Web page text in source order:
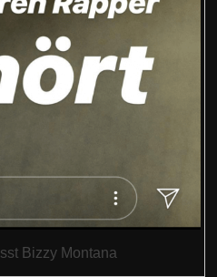
Bizzy Montana